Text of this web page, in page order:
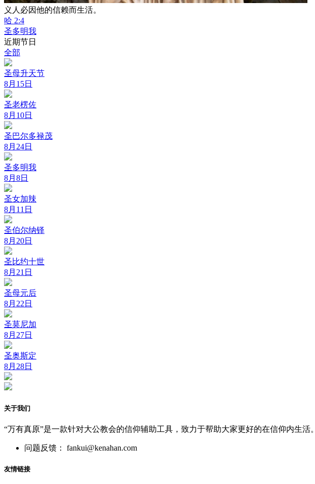
义人必因他的信赖而生活。
哈 2:4
圣多明我
近期节日
全部
圣母升天节
8月15日
圣老楞佐
8月10日
圣巴尔多禄茂
8月24日
圣多明我
8月8日
圣女加辣
8月11日
圣伯尔纳铎
8月20日
圣比约十世
8月21日
圣母元后
8月22日
圣莫尼加
8月27日
圣奥斯定
8月28日
关于我们
“万有真原”是一款针对大公教会的信仰辅助工具，致力于帮助大家更好的在信仰内生活。
问题反馈： fankui@kenahan.com
友情链接